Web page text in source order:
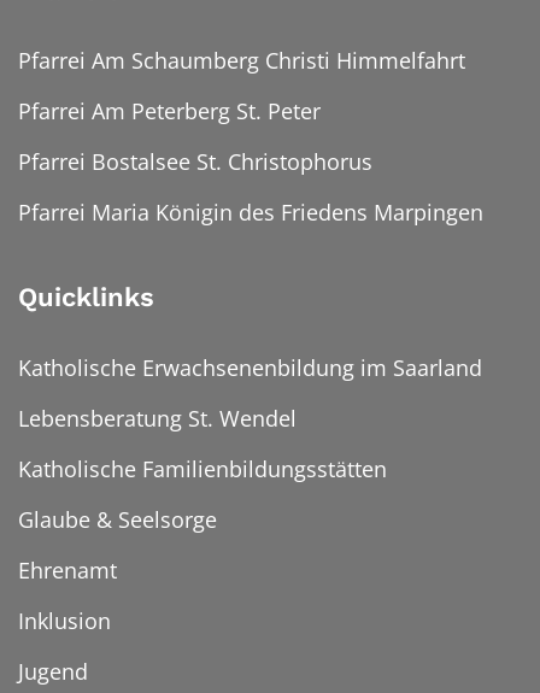
Pfarrei Am Schaumberg Christi Himmelfahrt
Pfarrei Am Peterberg St. Peter
Pfarrei Bostalsee St. Christophorus
Pfarrei Maria Königin des Friedens Marpingen
Quicklinks
Katholische Erwachsenenbildung im Saarland
Lebensberatung St. Wendel
Katholische Familienbildungsstätten
Glaube & Seelsorge
Ehrenamt
Inklusion
Jugend